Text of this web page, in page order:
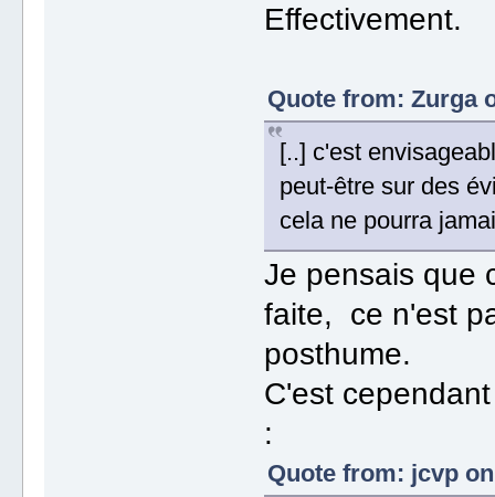
Effectivement.
Quote from: Zurga
[..] c'est
peut-être sur des
cela ne pourra
Je pensais que
faite, ce n'est
posthume.
C'est
:
Quote from: jcvp